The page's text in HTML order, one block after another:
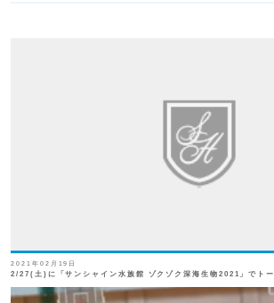
卒業生の方へ
中学校問い合わ
2021年02月19日
2/27(土)に「サンシャイン水族館 ゾクゾク深海生物2021」でト